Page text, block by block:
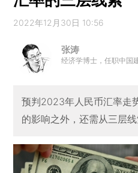
2022年12月30日 10:56
张涛
经济学博士，任职中国
预判2023年人民币汇率走
的影响之外，还需从三层